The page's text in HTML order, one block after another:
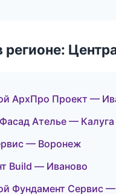
регионе:
АрхПро Проект —
Ателье — Калуга
— Воронеж
Build — Иваново
Фундамент Сервис —